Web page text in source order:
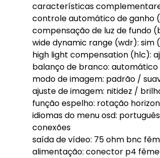
características
controle automático de ganho
compensação de luz de fundo
wide dynamic range (wdr): sim
high light compensation (hlc):
balanço de branco:
modo de imagem: padrão /
ajuste de imagem: nitidez /
função espelho: rotação
idiomas do menu osd:
conexões
saída de vídeo: 75 ohm bnc
alimentação: conector p4